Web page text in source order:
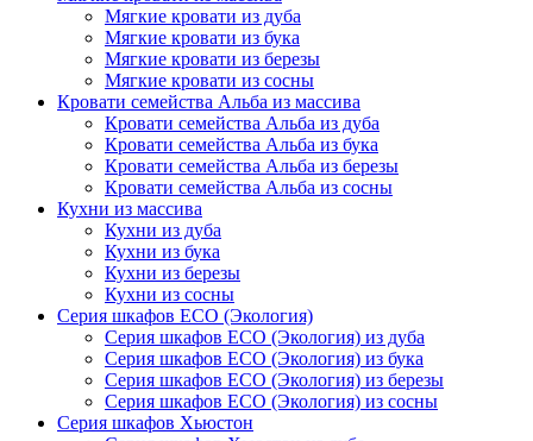
Мягкие кровати из дуба
Мягкие кровати из бука
Мягкие кровати из березы
Мягкие кровати из сосны
Кровати семейства Альба из массива
Кровати семейства Альба из дуба
Кровати семейства Альба из бука
Кровати семейства Альба из березы
Кровати семейства Альба из сосны
Кухни из массива
Кухни из дуба
Кухни из бука
Кухни из березы
Кухни из сосны
Серия шкафов ECO (Экология)
Серия шкафов ECO (Экология) из дуба
Серия шкафов ECO (Экология) из бука
Серия шкафов ECO (Экология) из березы
Серия шкафов ECO (Экология) из сосны
Серия шкафов Хьюстон